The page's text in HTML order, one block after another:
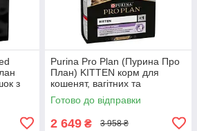
з
Purina Pro Plan (Пурина Про
План) KITTEN корм для
кошенят, вагітних та
лактуючих кішок з куркою, 10
кг
Готово до відправки
2 649 ₴ 3 958 ₴